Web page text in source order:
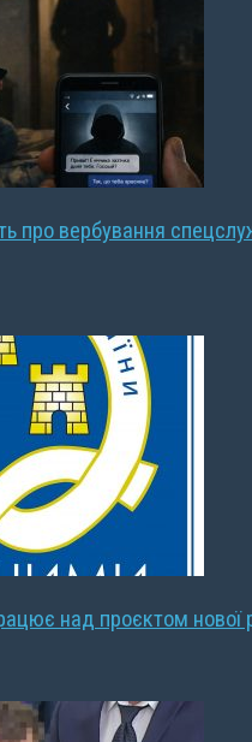
про вербування
над проєктом нової